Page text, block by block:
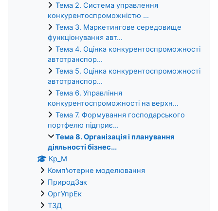
Тема 2. Система управлення
конкурентоспроможністю ...
Тема 3. Маркетингове середовище
функціонування авт...
Тема 4. Оцінка конкурентоспроможності
автотранспор...
Тема 5. Оцінка конкурентоспроможності
автотранспор...
Тема 6. Управління
конкурентоспроможності на верхн...
Тема 7. Формування господарського
портфелю підприє...
Тема 8. Організація і планування
діяльності бізнес...
Кр_М
Комп'ютерне моделювання
ПриродЗак
ОргУпрЕк
ТЗД